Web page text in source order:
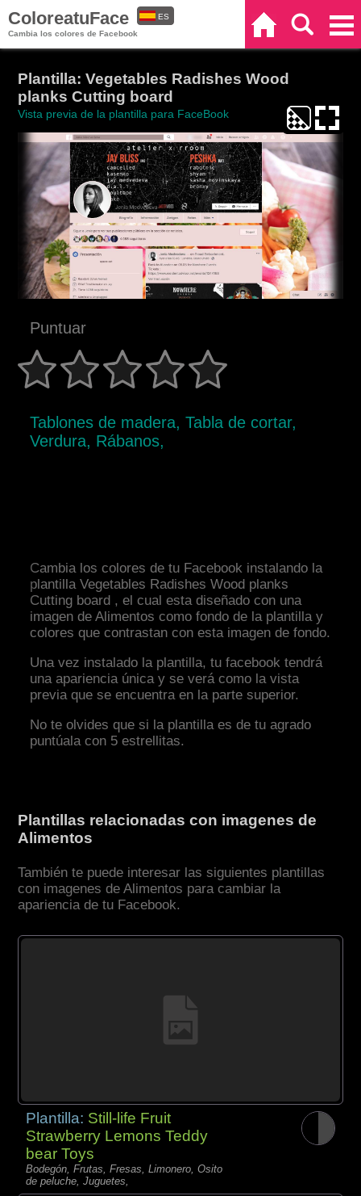
ColoreatuFace
Cambia los colores de Facebook
ES
Plantilla: Vegetables Radishes Wood
planks Cutting board
Vista previa de la plantilla para FaceBook
Puntuar
Tablones de madera, Tabla de cortar,
Verdura, Rábanos,
Cambia los colores de tu Facebook instalando la
plantilla Vegetables Radishes Wood planks
Cutting board , el cual esta diseñado con una
imagen de Alimentos como fondo de la plantilla y
colores que contrastan con esta imagen de fondo.
Una vez instalado la plantilla, tu facebook tendrá
una apariencia única y se verá como la vista
previa que se encuentra en la parte superior.
No te olvides que si la plantilla es de tu agrado
puntúala con 5 estrellitas.
Plantillas relacionadas con imagenes de
Alimentos
También te puede interesar las siguientes plantillas
con imagenes de Alimentos para cambiar la
apariencia de tu Facebook.
Plantilla: Still-life Fruit
Strawberry Lemons Teddy
bear Toys
Bodegón, Frutas, Fresas, Limonero, Osito
de peluche, Juguetes,